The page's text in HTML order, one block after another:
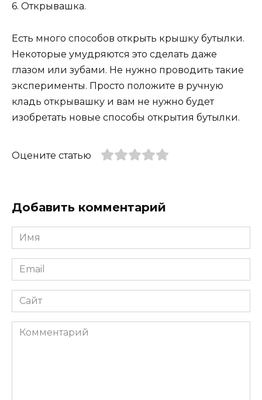
6. Открывашка.
Есть много способов открыть крышку бутылки.
Некоторые умудряются это сделать даже
глазом или зубами. Не нужно проводить такие
эксперименты. Просто положите в ручную
кладь открывашку и вам не нужно будет
изобретать новые способы открытия бутылки.
Оцените статью
Добавить комментарий
Имя
*
Email
*
Сайт
Комментарий